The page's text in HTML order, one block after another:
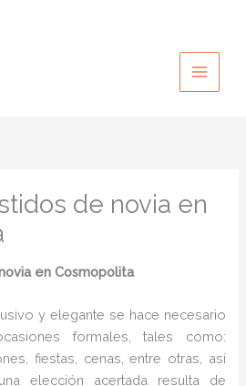
de novia en
en Cosmopolita
y elegante se hace necesario
formales, tales como:
fiestas, cenas, entre otras, así
elección acertada resulta de